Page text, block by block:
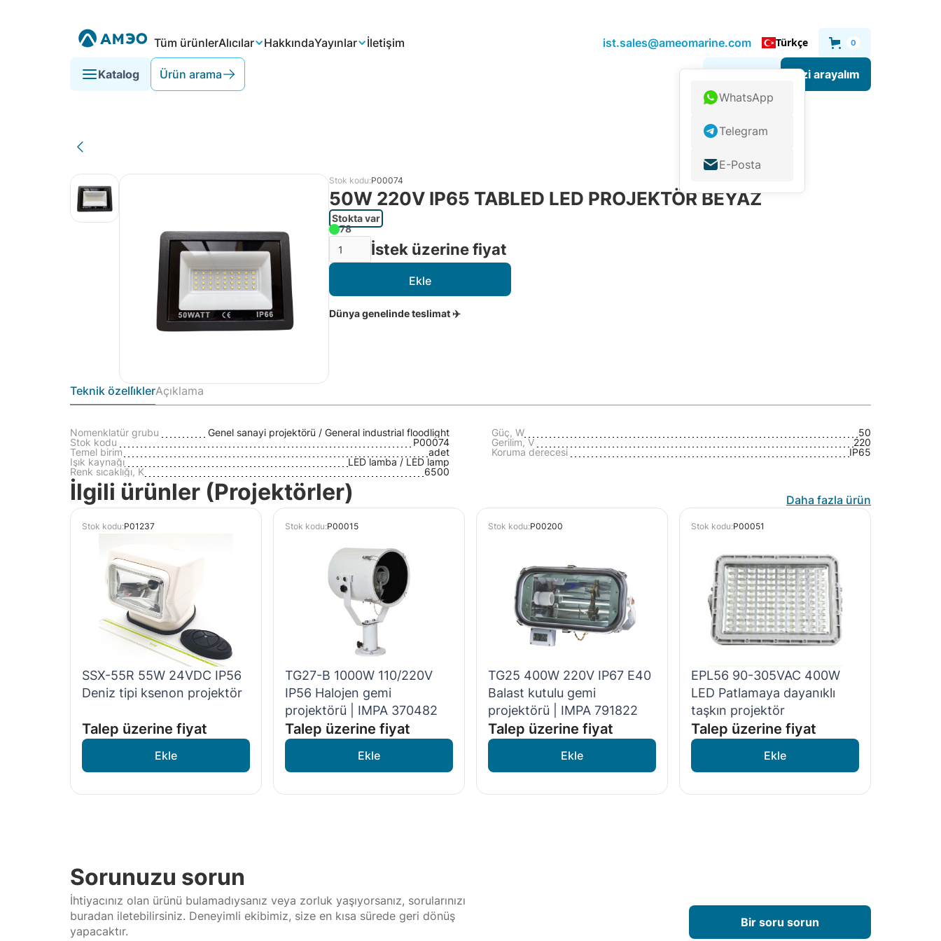
Tüm ürünlerAlıcılar HakkındaYayınlar İletişim ist.sales@ameomarine.com Türkçe 0
Katalog Ürün arama
WhatsApp
Telegram
E-Posta
Sizi arayalım
Stok kodu:P00074
50W 220V IP65 TABLED LED PROJEKTÖR BEYAZ
Stokta var
78
İstek üzerine fiyat
Dünya genelinde teslimat ✈️
Teknik özelli̇klerAçıklama
Nomenklatür grubu
Genel sanayi projektörü / General industrial floodlight
Stok kodu
P00074
Temel birim
adet
Işık kaynağı
LED lamba / LED lamp
Renk sıcaklığı, K
6500
Güç, W
50
Gerilim, V
220
Koruma derecesi
IP65
İlgili ürünler (Projektörler) Daha fazla ürün
Stok kodu:Р01237
SSX-55R 55W 24VDC IP56
Deniz tipi ksenon projektör
Talep üzerine fiyat
Stok kodu:P00015
TG27-B 1000W 110/220V
IP56 Halojen gemi
projektörü | IMPA 370482
Talep üzerine fiyat
Stok kodu:P00200
TG25 400W 220V IP67 E40
Balast kutulu gemi
projektörü | IMPA 791822
Talep üzerine fiyat
Stok kodu:P00051
EPL56 90-305VAC 400W
LED Patlamaya dayanıklı
taşkın projektör
Talep üzerine fiyat
Sorunuzu sorun
İhtiyacınız olan ürünü bulamadıysanız veya zorluk yaşıyorsanız, sorularınızı
buradan iletebilirsiniz. Deneyimli ekibimiz, size en kısa sürede geri dönüş
yapacaktır.
Bir soru sorun